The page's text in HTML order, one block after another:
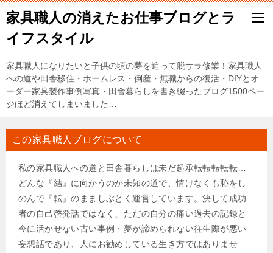
家具職人の消えたお仕事ブログとラ
イフスタイル
家具職人になりたいと子供の頃の夢を追って脱サラ修業！家具職人
への道や田舎移住・ホームレス・倒産・無職からの復活・DIYとオ
ーダー家具製作事例写真・田舎暮らしを書き綴ったブログ1500ペー
ジほど消えてしまいました…
この家具職人ブログについて
私の家具職人への道と田舎暮らしは未だ起承転転転転転…
どんな『結』に向かうのか未知の道で、情けなくも恥をし
のんで『転』のまましぶとく運営しています。決して成功
者の自己啓発話ではなく、ただの自分の痛い過去の記録と
今に活かせない古い事例・夢が諦められない往生際が悪い
妄想話であり、人にお勧めしている生き方ではありませ